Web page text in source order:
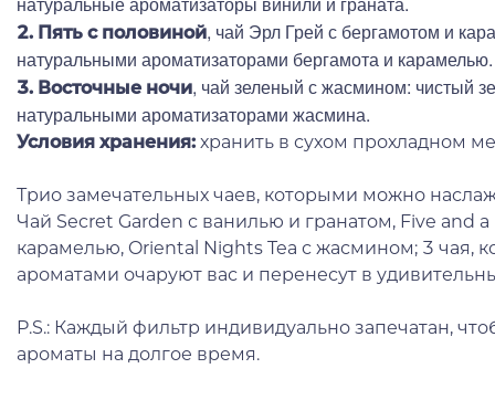
2. Пять с половиной, чай Эрл Грей с бергамотом и
натуральными ароматизаторами бергамота и карамелью.
3. Восточные ночи, чай зеленый с жасмином: чистый
натуральными ароматизаторами жасмина.
Условия хранения: хранить в сухом прохладном
Трио замечательных чаев, которыми можно
Чай Secret Garden с ванилью и гранатом, Five and
карамелью, Oriental Nights Tea с жасмином; 3 чая,
ароматами очаруют вас и перенесут в
P.S.: Каждый фильтр индивидуально запечатан,
ароматы на долгое время.